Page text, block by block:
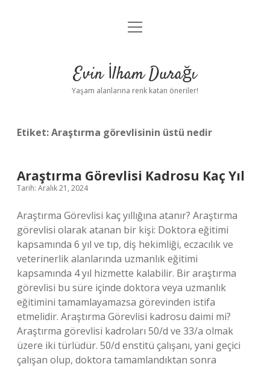
Anasayfa
Yasal Uyarı
menüyü
Evin İlham Durağı
Yaşam alanlarına renk katan öneriler!
Etiket:Araştırma görevlisinin üstü nedir
Araştırma Görevlisi Kadrosu Kaç Yıl
Tarih: Aralık 21, 2024
Araştırma Görevlisi kaç yıllığına atanır? Araştırma
görevlisi olarak atanan bir kişi: Doktora eğitimi
kapsamında 6 yıl ve tıp, diş hekimliği, eczacılık ve
veterinerlik alanlarında uzmanlık eğitimi
kapsamında 4 yıl hizmette kalabilir. Bir araştırma
görevlisi bu süre içinde doktora veya uzmanlık
eğitimini tamamlayamazsa görevinden istifa
etmelidir. Araştırma Görevlisi kadrosu daimi mi?
Araştırma görevlisi kadroları 50/d ve 33/a olmak
üzere iki türlüdür. 50/d enstitü çalışanı, yani geçici
çalışan olup, doktora tamamlandıktan sonra